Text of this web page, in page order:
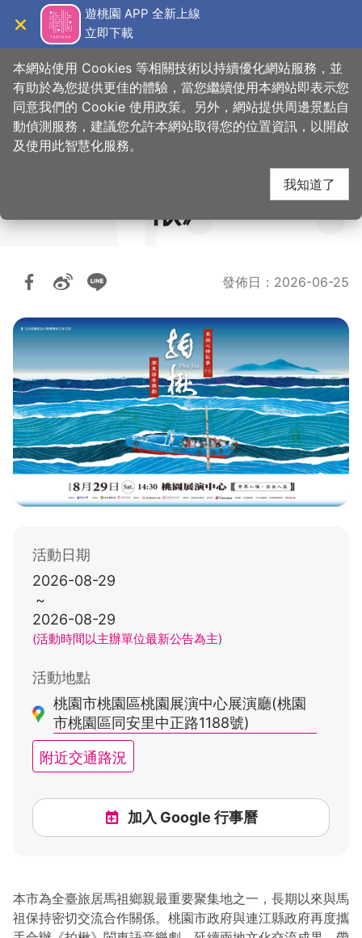
主
遊桃園 APP 全新上線
立即下載
馬祖品牌閩東語音樂劇
《馬祖心情記事VII－拍
楸》
發佈日 ： 2026-06-25
活動日期
2026-08-29
~
2026-08-29
(活動時間以主辦單位最新公告為主)
活動地點
桃園市桃園區桃園展演中心展演廳(桃園
市桃園區同安里中正路1188號)
附近交通路況
加入 Google 行事曆
本市為全臺旅居馬祖鄉親最重要聚集地之一，長期以來與馬
祖保持密切交流合作關係。桃園市政府與連江縣政府再度攜
本網站使用 Cookies 等相關技術以持續優化網站服務，並
有助於為您提供更佳的體驗，當您繼續使用本網站即表示您
同意我們的 Cookie 使用政策。另外，網站提供周邊景點自
動偵測服務，建議您允許本網站取得您的位置資訊，以開啟
及使用此智慧化服務。
我知道了